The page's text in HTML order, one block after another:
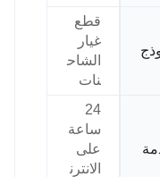
قطع
غيار
الشاح
نات
24
ساعة
على
الانترن